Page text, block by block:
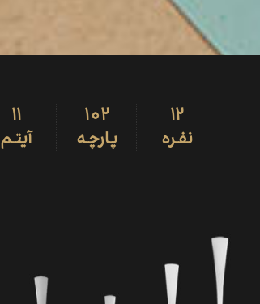
12
نفـره
102
پـارچـه
11
آیتـم